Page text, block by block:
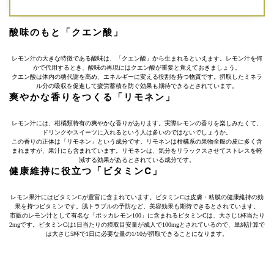
酸味のもと「クエン酸」
レモン汁の大きな特徴である酸味は、「クエン酸」から生まれるといえます。レモン汁を何
かで代用するとき、酸味の再現にはクエン酸が重要と覚えておきましょう。
クエン酸は体内の糖代謝を高め、エネルギーに変える役割を持つ物質です。摂取したミネラ
ル分の吸収を促進して疲労蓄積を防ぐ効果も期待できるとされています。
爽やかな香りをつくる「リモネン」
レモン汁には、柑橘類特有の爽やかな香りがあります。実際レモンの香りを楽しみたくて、
ドリンクやスイーツに入れるという人は多いのではないでしょうか。
この香りの正体は「リモネン」という成分です。リモネンは柑橘系の果物全般の皮に多く含
まれますが、果汁にも含まれています。リモネンは、気分をリラックスさせてストレスを軽
減する効果があるとされている成分です。
健康維持に役立つ「ビタミンC」
レモン果汁にはビタミンCが豊富に含まれています。ビタミンCは皮膚・粘膜の健康維持の効
果を持つビタミンです。肌トラブルの予防など、美容効果も期待できるとされています。
市販のレモン汁として有名な「ポッカレモン100」に含まれるビタミンCは、大さじ1杯当たり
2mgです。ビタミンCは1日当たりの摂取目安量が成人で100mgとされているので、単純計算で
は大さじ5杯で1日に必要な量の1/10が摂取できることになります。